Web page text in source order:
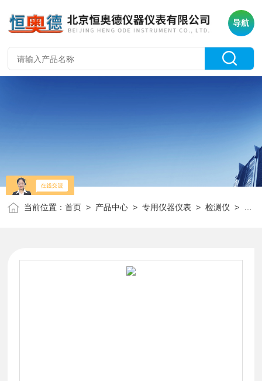
导航
当前位置：首页 > 产品中心 >专用仪器仪表 >检测仪 > H18098在线铜离子检测仪